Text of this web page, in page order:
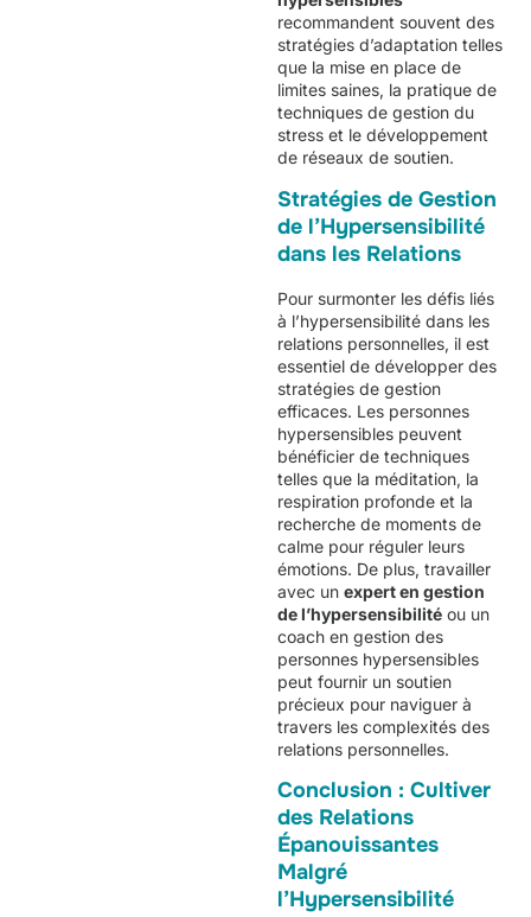
recommandent souvent des
stratégies d’adaptation telles
que la mise en place de
limites saines, la pratique de
techniques de gestion du
stress et le développement
de réseaux de soutien.
Stratégies de Gestion
de l’Hypersensibilité
dans les Relations
Pour surmonter les défis liés
à l’hypersensibilité dans les
relations personnelles, il est
essentiel de développer des
stratégies de gestion
efficaces. Les personnes
hypersensibles peuvent
bénéficier de techniques
telles que la méditation, la
respiration profonde et la
recherche de moments de
calme pour réguler leurs
émotions. De plus, travailler
avec un expert en gestion
de l’hypersensibilité ou un
coach en gestion des
personnes hypersensibles
peut fournir un soutien
précieux pour naviguer à
travers les complexités des
relations personnelles.
Conclusion : Cultiver
des Relations
Épanouissantes
Malgré
l’Hypersensibilité